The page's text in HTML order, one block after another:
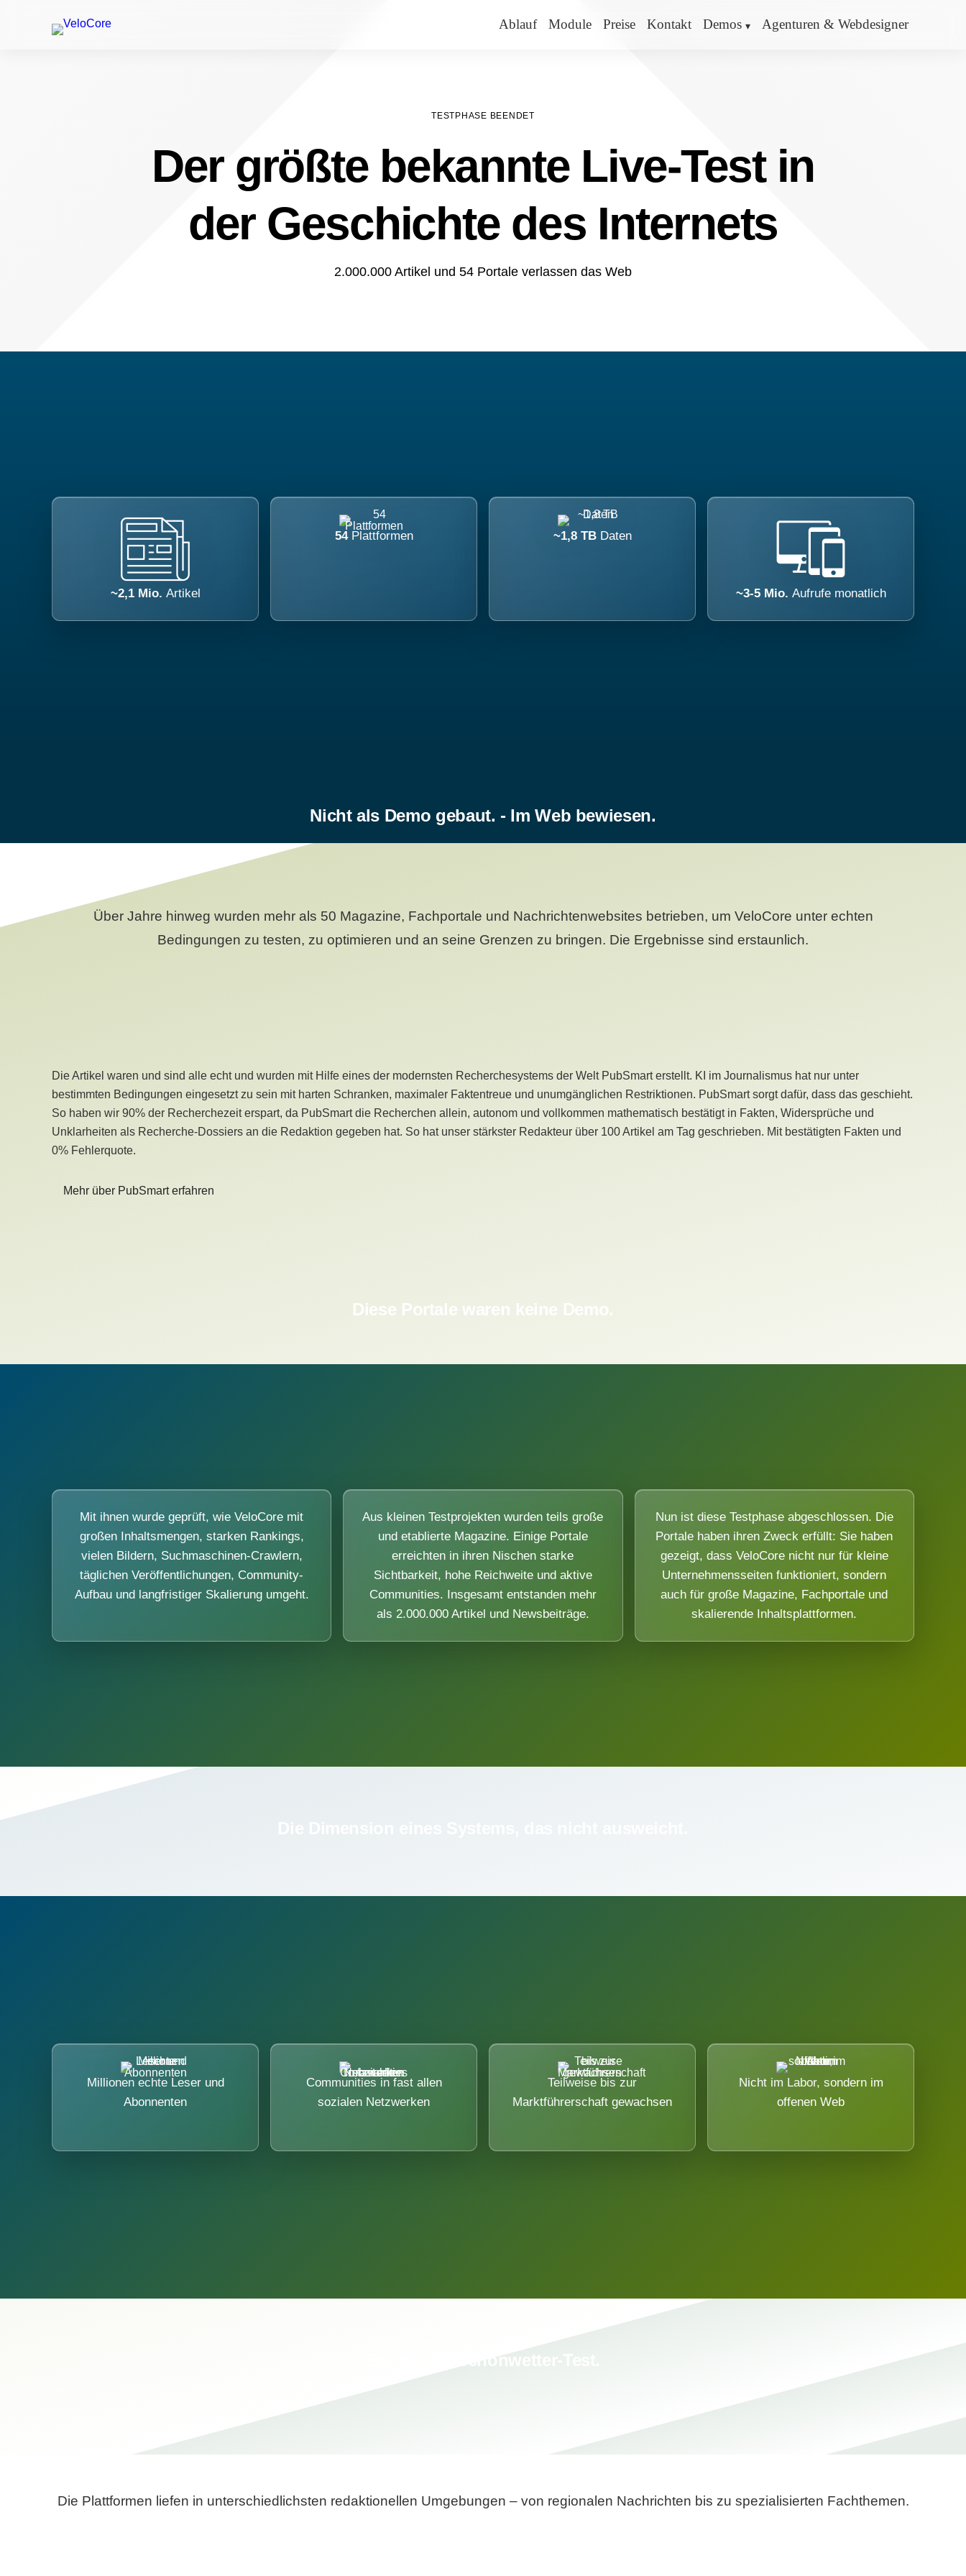
Ablauf Module Preise Kontakt Demos Agenturen & Webdesigner
TESTPHASE BEENDET
Der größte bekannte Live-Test in
der Geschichte des Internets
2.000.000 Artikel und 54 Portale verlassen das Web
~2,1 Mio. Artikel
54 Plattformen ~1,8 TB Daten
~3-5 Mio. Aufrufe monatlich
Nicht als Demo gebaut. - Im Web bewiesen.
Über Jahre hinweg wurden mehr als 50 Magazine, Fachportale und Nachrichtenwebsites betrieben, um VeloCore unter echten
Bedingungen zu testen, zu optimieren und an seine Grenzen zu bringen. Die Ergebnisse sind erstaunlich.
Die Artikel waren und sind alle echt und wurden mit Hilfe eines der modernsten Recherchesystems der Welt PubSmart erstellt. KI im Journalismus hat nur unter
bestimmten Bedingungen eingesetzt zu sein mit harten Schranken, maximaler Faktentreue und unumgänglichen Restriktionen. PubSmart sorgt dafür, dass das geschieht.
So haben wir 90% der Recherchezeit erspart, da PubSmart die Recherchen allein, autonom und vollkommen mathematisch bestätigt in Fakten, Widersprüche und
Unklarheiten als Recherche-Dossiers an die Redaktion gegeben hat. So hat unser stärkster Redakteur über 100 Artikel am Tag geschrieben. Mit bestätigten Fakten und
0% Fehlerquote.
Mehr über PubSmart erfahren
Diese Portale waren keine Demo.
Mit ihnen wurde geprüft, wie VeloCore mit
großen Inhaltsmengen, starken Rankings,
vielen Bildern, Suchmaschinen-Crawlern,
täglichen Veröffentlichungen, Community-
Aufbau und langfristiger Skalierung umgeht.
Aus kleinen Testprojekten wurden teils große
und etablierte Magazine. Einige Portale
erreichten in ihren Nischen starke
Sichtbarkeit, hohe Reichweite und aktive
Communities. Insgesamt entstanden mehr
als 2.000.000 Artikel und Newsbeiträge.
Nun ist diese Testphase abgeschlossen. Die
Portale haben ihren Zweck erfüllt: Sie haben
gezeigt, dass VeloCore nicht nur für kleine
Unternehmensseiten funktioniert, sondern
auch für große Magazine, Fachportale und
skalierende Inhaltsplattformen.
Millionen echte Leser und
Abonnenten
Communities in fast allen
sozialen Netzwerken
Teilweise bis zur
Marktführerschaft gewachsen
Nicht im Labor, sondern im
offenen Web
Die Plattformen liefen in unterschiedlichsten redaktionellen Umgebungen – von regionalen Nachrichten bis zu spezialisierten Fachthemen.